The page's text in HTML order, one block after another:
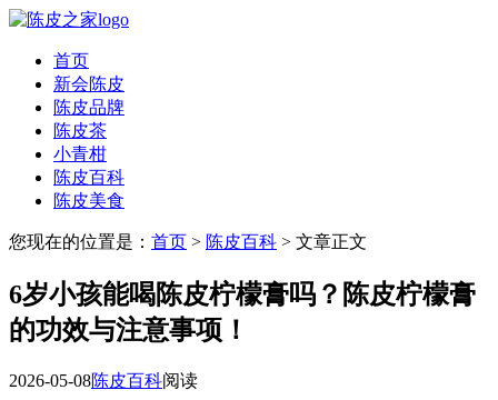
首页
新会陈皮
陈皮品牌
陈皮茶
小青柑
陈皮百科
陈皮美食
您现在的位置是： 首页 > 陈皮百科 > 文章正文
6岁小孩能喝陈皮柠檬膏吗？陈皮柠檬膏
的功效与注意事项！
2026-05-08陈皮百科阅读